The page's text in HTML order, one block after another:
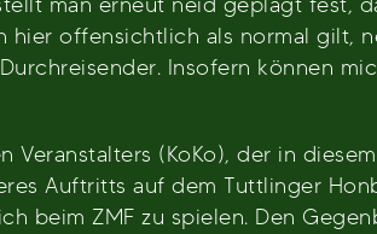
hier offensichtlich als normal gilt,
Insofern können
(KoKo), der in
Auftritts auf dem Tuttlinger
beim ZMF zu spielen. Den